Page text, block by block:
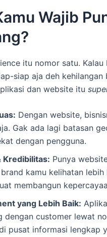
Wajib
itu nomor satu.
siap aja deh kehilangan
dan website itu
Dengan website,
Gak ada lagi batasan
dengan pengguna.
Kredibilitas: Punya
kamu kelihatan
membangun
yang Lebih Baik:
dengan customer lewat
pusat informasi lengkap